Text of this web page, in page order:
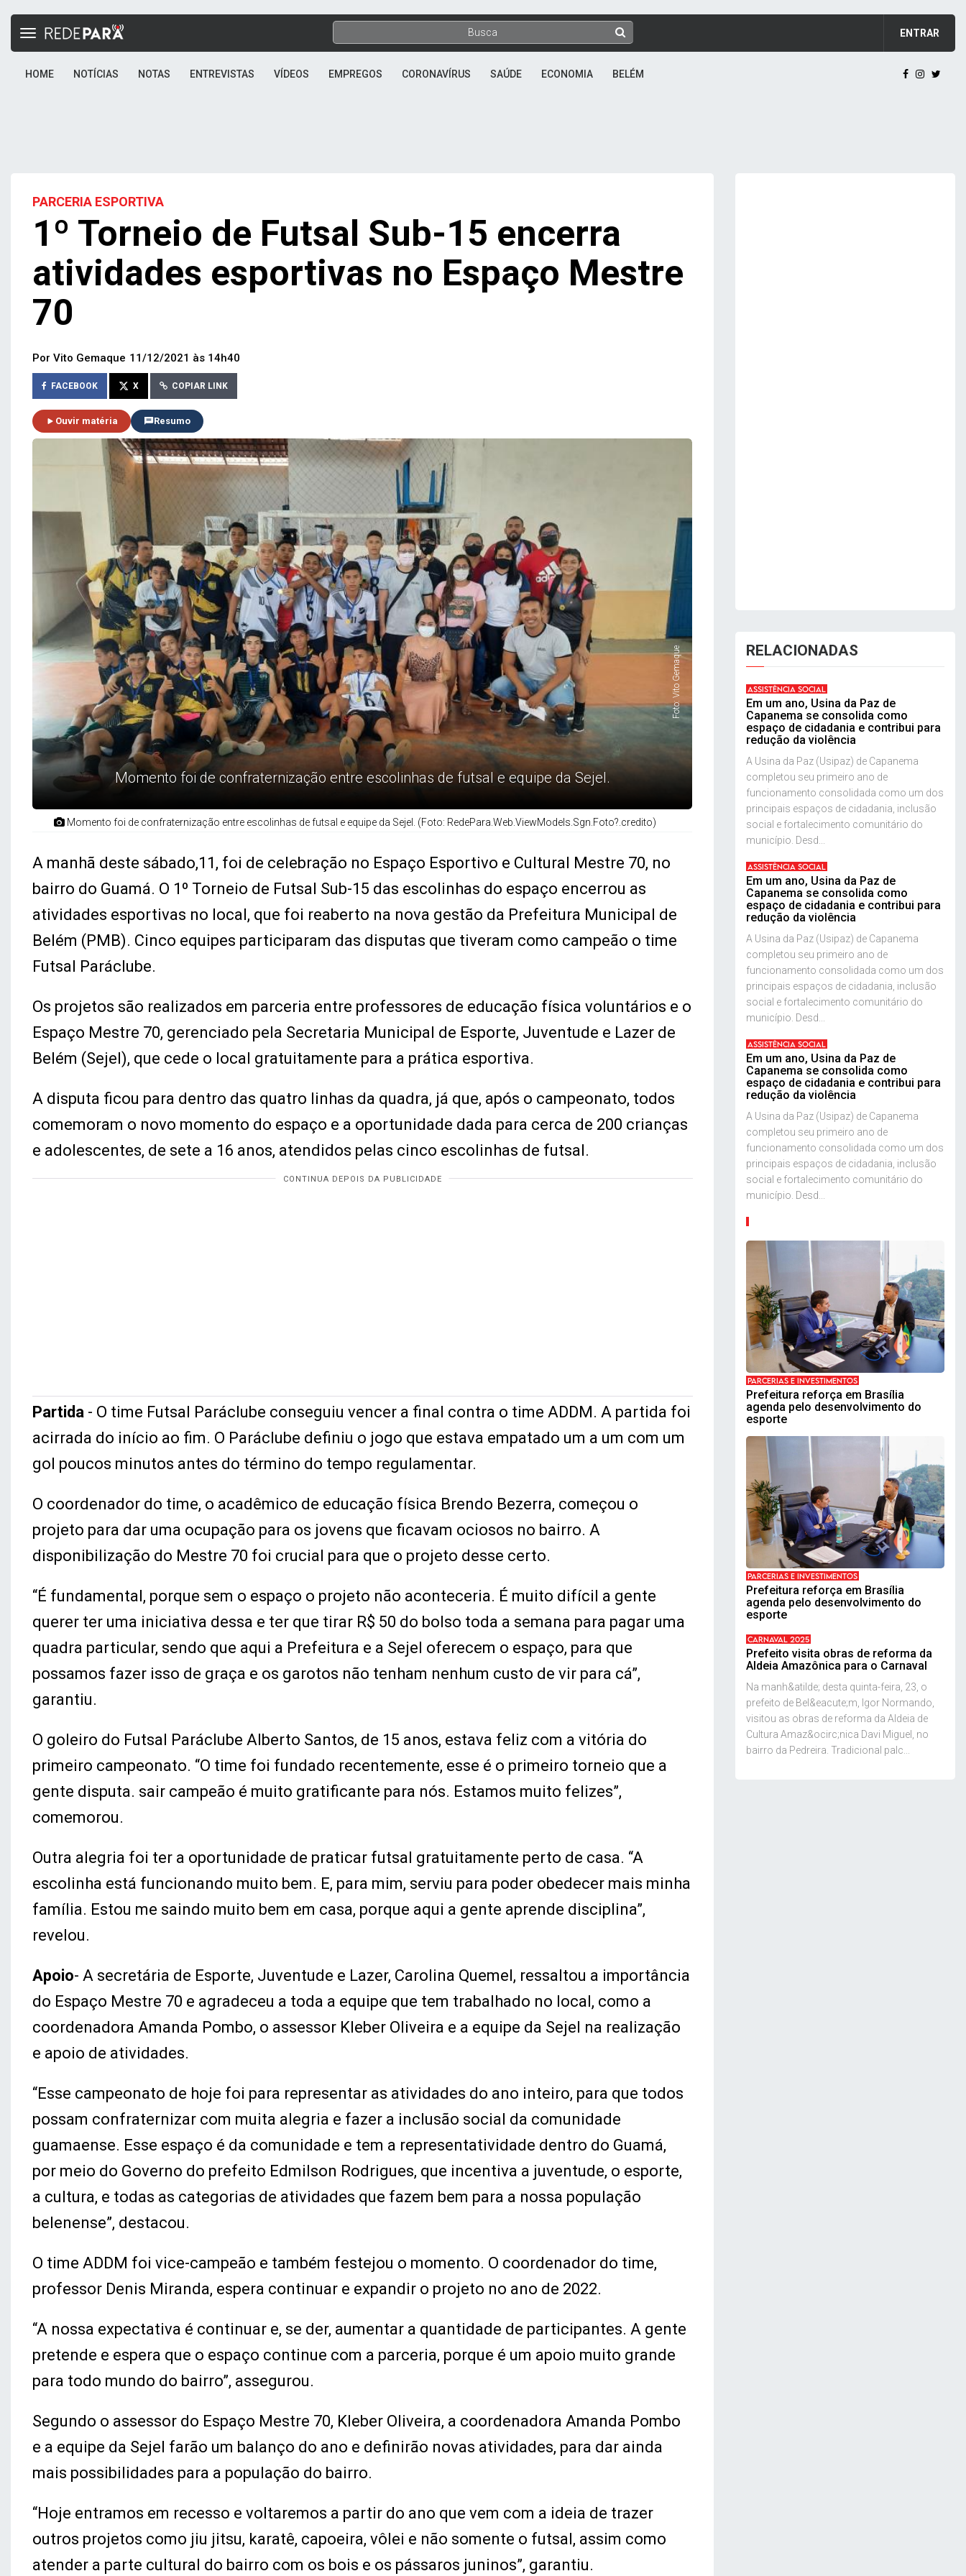
ENTRAR
Toggle
HOME NOTÍCIAS NOTAS ENTREVISTAS VÍDEOS EMPREGOS CORONAVÍRUS SAÚDE ECONOMIA BELÉM
PARCERIA ESPORTIVA
1º Torneio de Futsal Sub-15 encerra
atividades esportivas no Espaço Mestre
70
Por Vito Gemaque 11/12/2021 às 14h40
FACEBOOK X COPIAR LINK
Ouvir matéria Resumo
Momento foi de confraternização entre escolinhas de futsal e equipe da Sejel.
Foto: Vito Gemaque
Momento foi de confraternização entre escolinhas de futsal e equipe da Sejel. (Foto: RedePara.Web.ViewModels.Sgn.Foto?.credito)
A manhã deste sábado,11, foi de celebração no Espaço Esportivo e Cultural Mestre 70, no
bairro do Guamá. O 1º Torneio de Futsal Sub-15 das escolinhas do espaço encerrou as
atividades esportivas no local, que foi reaberto na nova gestão da Prefeitura Municipal de
Belém (PMB). Cinco equipes participaram das disputas que tiveram como campeão o time
Futsal Paráclube.
Os projetos são realizados em parceria entre professores de educação física voluntários e o
Espaço Mestre 70, gerenciado pela Secretaria Municipal de Esporte, Juventude e Lazer de
Belém (Sejel), que cede o local gratuitamente para a prática esportiva.
A disputa ficou para dentro das quatro linhas da quadra, já que, após o campeonato, todos
comemoram o novo momento do espaço e a oportunidade dada para cerca de 200 crianças
e adolescentes, de sete a 16 anos, atendidos pelas cinco escolinhas de futsal.
Partida - O time Futsal Paráclube conseguiu vencer a final contra o time ADDM. A partida foi
acirrada do início ao fim. O Paráclube definiu o jogo que estava empatado um a um com um
gol poucos minutos antes do término do tempo regulamentar.
O coordenador do time, o acadêmico de educação física Brendo Bezerra, começou o
projeto para dar uma ocupação para os jovens que ficavam ociosos no bairro. A
disponibilização do Mestre 70 foi crucial para que o projeto desse certo.
“É fundamental, porque sem o espaço o projeto não aconteceria. É muito difícil a gente
querer ter uma iniciativa dessa e ter que tirar R$ 50 do bolso toda a semana para pagar uma
quadra particular, sendo que aqui a Prefeitura e a Sejel oferecem o espaço, para que
possamos fazer isso de graça e os garotos não tenham nenhum custo de vir para cá”,
garantiu.
O goleiro do Futsal Paráclube Alberto Santos, de 15 anos, estava feliz com a vitória do
primeiro campeonato. “O time foi fundado recentemente, esse é o primeiro torneio que a
gente disputa. sair campeão é muito gratificante para nós. Estamos muito felizes”,
comemorou.
Outra alegria foi ter a oportunidade de praticar futsal gratuitamente perto de casa. “A
escolinha está funcionando muito bem. E, para mim, serviu para poder obedecer mais minha
família. Estou me saindo muito bem em casa, porque aqui a gente aprende disciplina”,
revelou.
Apoio- A secretária de Esporte, Juventude e Lazer, Carolina Quemel, ressaltou a importância
do Espaço Mestre 70 e agradeceu a toda a equipe que tem trabalhado no local, como a
coordenadora Amanda Pombo, o assessor Kleber Oliveira e a equipe da Sejel na realização
e apoio de atividades.
“Esse campeonato de hoje foi para representar as atividades do ano inteiro, para que todos
possam confraternizar com muita alegria e fazer a inclusão social da comunidade
guamaense. Esse espaço é da comunidade e tem a representatividade dentro do Guamá,
por meio do Governo do prefeito Edmilson Rodrigues, que incentiva a juventude, o esporte,
a cultura, e todas as categorias de atividades que fazem bem para a nossa população
belenense”, destacou.
O time ADDM foi vice-campeão e também festejou o momento. O coordenador do time,
professor Denis Miranda, espera continuar e expandir o projeto no ano de 2022.
“A nossa expectativa é continuar e, se der, aumentar a quantidade de participantes. A gente
pretende e espera que o espaço continue com a parceria, porque é um apoio muito grande
para todo mundo do bairro”, assegurou.
Segundo o assessor do Espaço Mestre 70, Kleber Oliveira, a coordenadora Amanda Pombo
e a equipe da Sejel farão um balanço do ano e definirão novas atividades, para dar ainda
mais possibilidades para a população do bairro.
“Hoje entramos em recesso e voltaremos a partir do ano que vem com a ideia de trazer
outros projetos como jiu jitsu, karatê, capoeira, vôlei e não somente o futsal, assim como
atender a parte cultural do bairro com os bois e os pássaros juninos”, garantiu.
RELACIONADAS
ASSISTÊNCIA SOCIAL
Em um ano, Usina da Paz de
Capanema se consolida como
espaço de cidadania e contribui para
redução da violência
A Usina da Paz (Usipaz) de Capanema
completou seu primeiro ano de
funcionamento consolidada como um dos
principais espaços de cidadania, inclusão
social e fortalecimento comunitário do
município. Desd...
ASSISTÊNCIA SOCIAL
Em um ano, Usina da Paz de
Capanema se consolida como
espaço de cidadania e contribui para
redução da violência
A Usina da Paz (Usipaz) de Capanema
completou seu primeiro ano de
funcionamento consolidada como um dos
principais espaços de cidadania, inclusão
social e fortalecimento comunitário do
município. Desd...
ASSISTÊNCIA SOCIAL
Em um ano, Usina da Paz de
Capanema se consolida como
espaço de cidadania e contribui para
redução da violência
A Usina da Paz (Usipaz) de Capanema
completou seu primeiro ano de
funcionamento consolidada como um dos
principais espaços de cidadania, inclusão
social e fortalecimento comunitário do
município. Desd...
PARCERIAS E INVESTIMENTOS
Prefeitura reforça em Brasília
agenda pelo desenvolvimento do
esporte
PARCERIAS E INVESTIMENTOS
Prefeitura reforça em Brasília
agenda pelo desenvolvimento do
esporte
CARNAVAL 2025
Prefeito visita obras de reforma da
Aldeia Amazônica para o Carnaval
Na manh&atilde; desta quinta-feira, 23, o
prefeito de Bel&eacute;m, Igor Normando,
visitou as obras de reforma da Aldeia de
Cultura Amaz&ocirc;nica Davi Miguel, no
bairro da Pedreira. Tradicional palc...